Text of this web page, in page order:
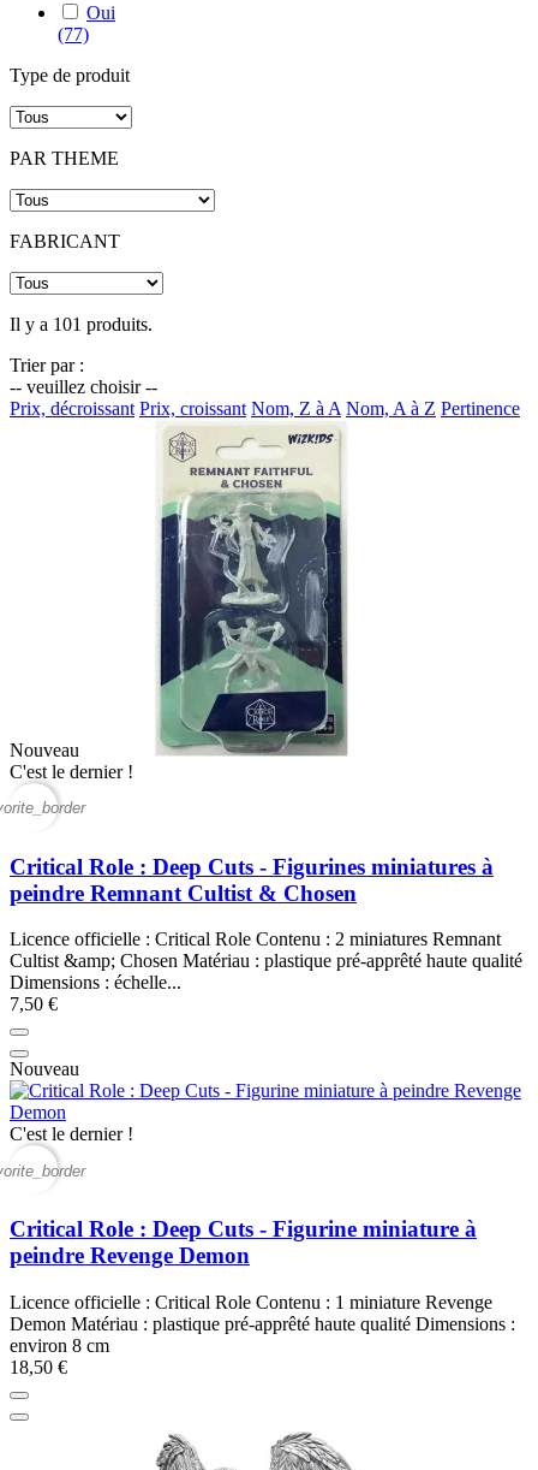
Oui
(77)
Type de produit
PAR THEME
FABRICANT
Il y a 101 produits.
Trier par :
-- veuillez choisir --
Prix, décroissant Prix, croissant Nom, Z à A Nom, A à Z Pertinence
Nouveau
C'est le dernier !
Critical Role : Deep Cuts - Figurines miniatures à
peindre Remnant Cultist & Chosen
Licence officielle : Critical Role Contenu : 2 miniatures Remnant
Cultist &amp; Chosen Matériau : plastique pré-apprêté haute qualité
Dimensions : échelle...
7,50 €
Nouveau
C'est le dernier !
Critical Role : Deep Cuts - Figurine miniature à
peindre Revenge Demon
Licence officielle : Critical Role Contenu : 1 miniature Revenge
Demon Matériau : plastique pré-apprêté haute qualité Dimensions :
environ 8 cm
18,50 €